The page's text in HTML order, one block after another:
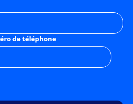
de téléphone